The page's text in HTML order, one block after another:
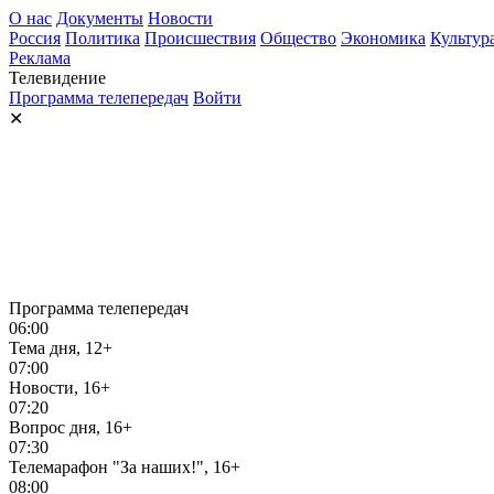
О нас Документы Новости
Россия Политика Происшествия Общество Экономика
Реклама
Телевидение
Программа телепередач Войти
✕
Программа телепередач
06:00
Тема дня, 12+
07:00
Новости, 16+
07:20
Вопрос дня, 16+
07:30
Телемарафон "За наших!", 16+
08:00